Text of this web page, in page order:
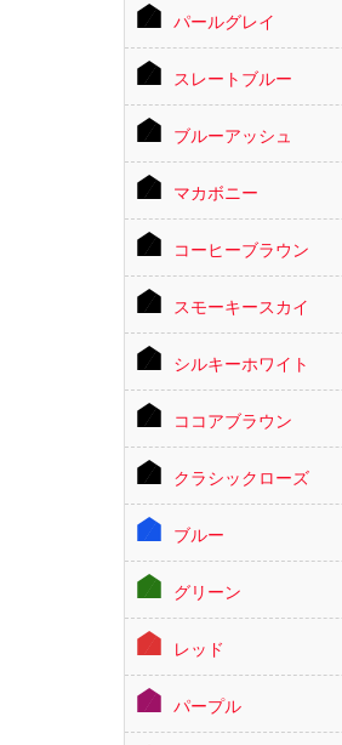
パールグレイ
スレートブルー
ブルーアッシュ
マカボニー
コーヒーブラウン
スモーキースカイ
シルキーホワイト
ココアブラウン
クラシックローズ
ブルー
グリーン
レッド
パープル